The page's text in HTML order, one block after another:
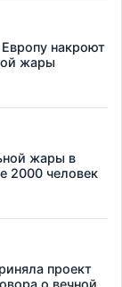
накроют
жары
жары в
2000 человек
проект
о вечной